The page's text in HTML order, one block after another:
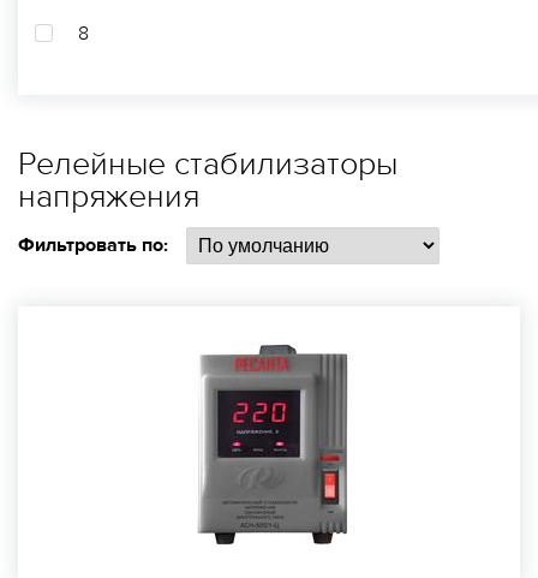
8
Релейные стабилизаторы
напряжения
Фильтровать по: